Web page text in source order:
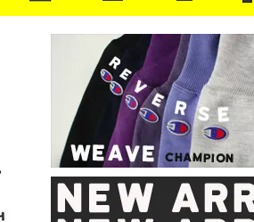
ズ/スニーカー
・プリントTシャツ
・バンド/ツアー
・キャラクター
・Nike/adidas/スポーツ
・チャンピオン
・サーフ/スケート
・ボーダー/総柄/無地
・フットボール/リンガー
・タンクトップ/NBA・ポロシャツ
・半袖シャツ
・アロハ/サーフ/ボーリング
・ラルフ/ブランド
・無地/チェック/ストラ
・ワーク/ミリタリー/ウ
・ネル/ウール ・ショ
・アウ
・ジー
・
・ミリ
・コー
・コッ
・オー
・ジャ
ン